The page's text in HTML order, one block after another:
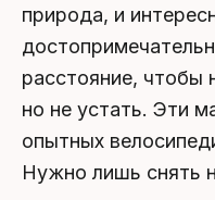
природа, и
расстояние, чтобы
но не устать. Эти
опытных
Нужно лишь снять